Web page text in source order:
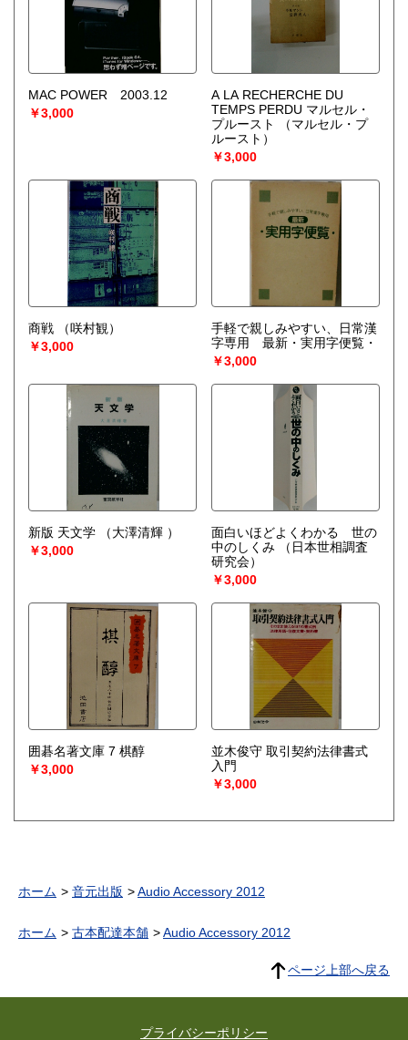
MAC POWER 2003.12
￥3,000
A LA RECHERCHE DU
TEMPS PERDU マルセル・
プルースト
（マルセル・プ
ルースト）
￥3,000
商戦
（咲村観）
￥3,000
手軽で親しみやすい、日常漢
字専用 最新・実用字便覧・
￥3,000
新版 天文学
（大澤清輝 ）
￥3,000
面白いほどよくわかる 世の
中のしくみ
（日本世相調査
研究会）
￥3,000
囲碁名著文庫 7 棋醇
￥3,000
並木俊守 取引契約法律書式
入門
￥3,000
ホーム 音元出版 Audio Accessory 2012
ホーム 古本配達本舗 Audio Accessory 2012
ページ上部へ戻る
プライバシーポリシー